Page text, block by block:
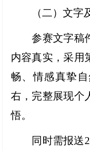
（二）文
参赛文字稿
内容真实，采用
畅、情感真挚
右，完整展现个
悟。
同时需报送